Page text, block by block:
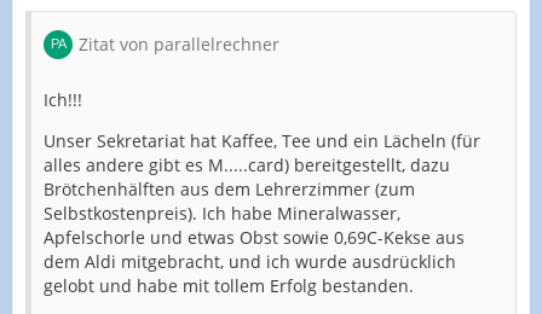
Zitat von parallelrechner
Ich!!!
Unser Sekretariat hat Kaffee, Tee und ein Lächeln (für
alles andere gibt es M.....card) bereitgestellt, dazu
Brötchenhälften aus dem Lehrerzimmer (zum
Selbstkostenpreis). Ich habe Mineralwasser,
Apfelschorle und etwas Obst sowie 0,69C-Kekse aus
dem Aldi mitgebracht, und ich wurde ausdrücklich
gelobt und habe mit tollem Erfolg bestanden.